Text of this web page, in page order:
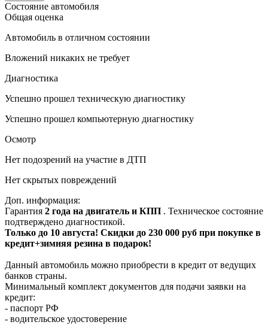
Состояние автомобиля
Общая оценка
Автомобиль в отличном состоянии
Вложений никаких не требует
Диагностика
Успешно прошел техническую диагностику
Успешно прошел компьютерную диагностику
Осмотр
Нет подозрений на участие в ДТП
Нет скрытых повреждений
Доп. информация:
Гарантия 2 года на двигатель и КПП . Техническое состояние
подтверждено диагностикой.
Только до 10 августа! Скидки до 230 000 руб при покупке в
кредит+зимняя резина в подарок!
Данный автомобиль можно приобрести в кредит от ведущих
банков страны.
Минимальный комплект документов для подачи заявки на
кредит:
- паспорт РФ
- водительское удостоверение